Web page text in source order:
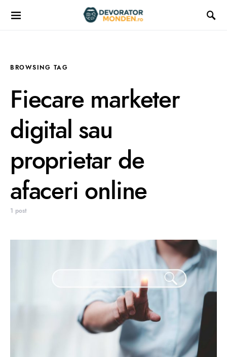
BROWSING TAG
Fiecare marketer
digital sau
proprietar de
afaceri online
1 post